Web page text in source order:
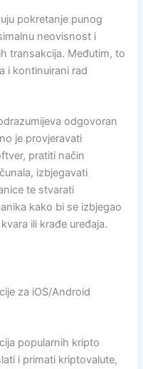
pokretanje punog
neovisnost i
transakcija. Međutim, to
i kontinuirani rad
odgovoran
je provjeravati
pratiti način
izbjegavati
te stvarati
kako bi se izbjegao
ili krađe uređaja.
za iOS/Android
popularnih kripto
i primati kriptovalute,